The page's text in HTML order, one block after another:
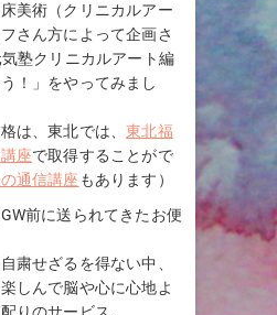
美術（クリニカルアー
さん方によって企画さ
塾クリニカルアート編
！」をやってみまし
は、東北では、東北福
座で取得することがで
通信講座 もあります）
前に送られてきたお便
粛せざるを得ない中、
しんで脳や心に心地よ